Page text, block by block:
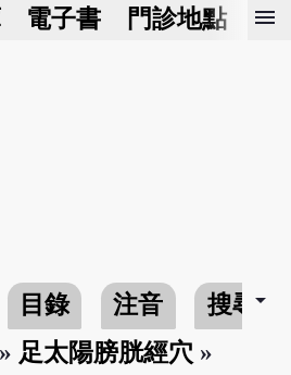
電子書 門診地點 預
menu
目錄 注音 搜尋arrow_drop_down
» 足太陽膀胱經穴 »